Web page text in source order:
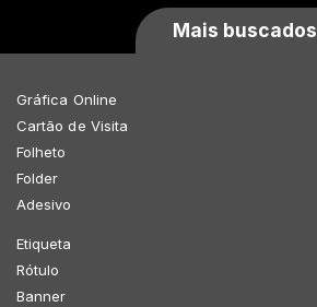
Mais buscados
Gráfica Online
Cartão de Visita
Folheto
Folder
Adesivo
Etiqueta
Rótulo
Banner